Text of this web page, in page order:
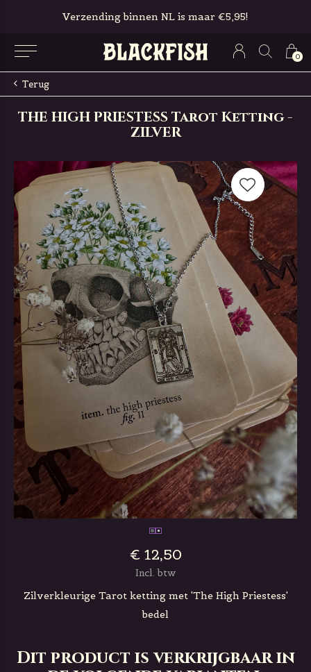
0
Verzending binnen NL is maar €5,95!
Terug
THE HIGH PRIESTESS Tarot Ketting -
ZILVER
€ 12,50
Incl. btw
Zilverkleurige Tarot ketting met 'The High Priestess'
bedel
Dit product is verkrijgbaar in